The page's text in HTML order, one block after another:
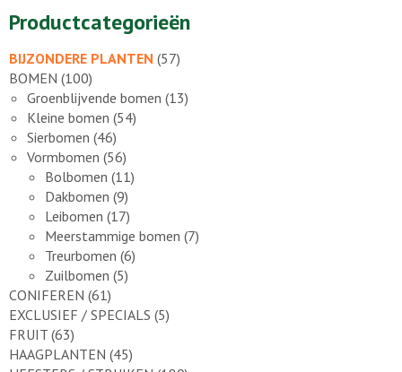
Productcategorieën
BIJZONDERE PLANTEN (57)
BOMEN (100)
Groenblijvende bomen (13)
Kleine bomen (54)
Sierbomen (46)
Vormbomen (56)
Bolbomen (11)
Dakbomen (9)
Leibomen (17)
Meerstammige bomen (7)
Treurbomen (6)
Zuilbomen (5)
CONIFEREN (61)
EXCLUSIEF / SPECIALS (5)
FRUIT (63)
HAAGPLANTEN (45)